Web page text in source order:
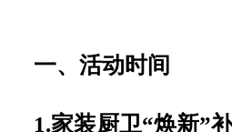
一、活动时间
1.家装厨卫“焕新”